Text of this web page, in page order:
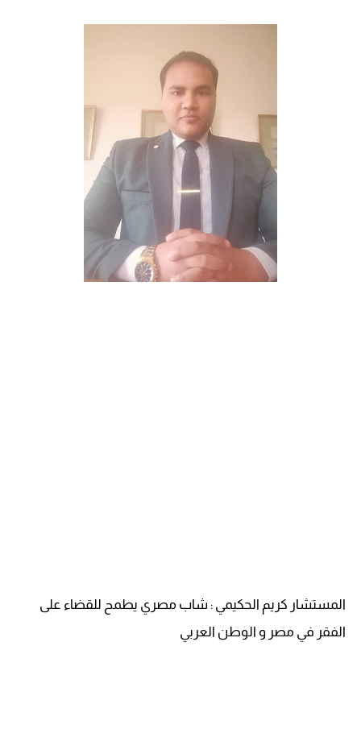
المستشار كريم الحكيمي : شاب مصري يطمح للقضاء على
الفقر في مصر و الوطن العربي